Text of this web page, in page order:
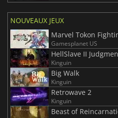
NOUVEAUX JEUX
Marvel Tokon
Gamesplanet US
HellSlave II
Kinguin
Big Walk
Kinguin
Retrowave 2
Kinguin
Beast of